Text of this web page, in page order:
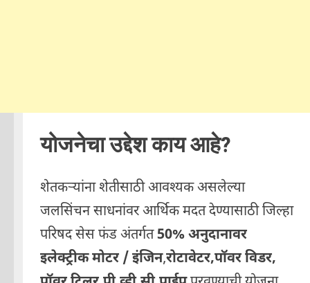
योजनेचा उद्देश काय आहे?
शेतकऱ्यांना शेतीसाठी आवश्यक असलेल्या
जलसिंचन साधनांवर आर्थिक मदत देण्यासाठी जिल्हा
परिषद सेस फंड अंतर्गत50% अनुदानावर
इलेक्ट्रीक मोटर / इंजिन,रोटावेटर,पॉवर विडर,